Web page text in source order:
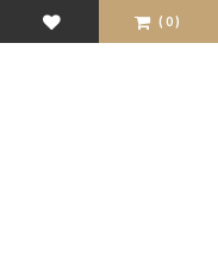
(0)